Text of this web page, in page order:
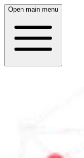
Open main menu